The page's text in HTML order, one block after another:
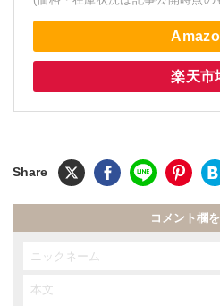
楽天市
コメント欄